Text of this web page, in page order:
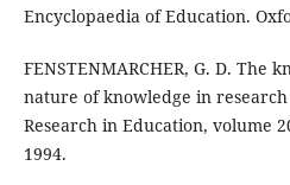
Encyclopaedia of Education.
FENSTENMARCHER, G. D. The
nature of knowledge in
Research in Education, volume
1994.